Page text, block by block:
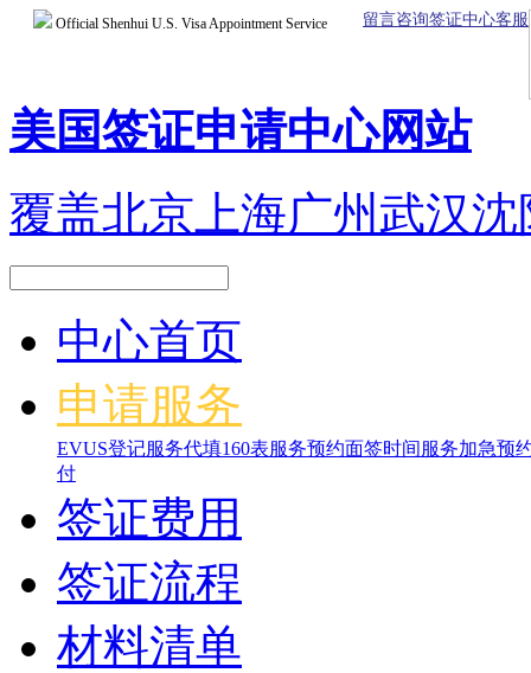
Official Shenhui U.S. Visa Appointment Service 留言咨询签证中心客服
美国签证申请中心网站
覆盖北京上海广州武汉沈
中心首页
申请服务
EVUS登记服务代填160表服务预约面签时间服务加急预
付
签证费用
签证流程
材料清单